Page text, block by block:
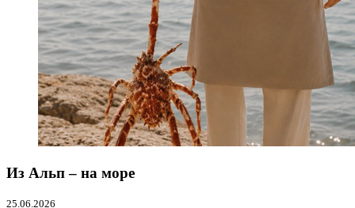
Из Альп – на море
25.06.2026